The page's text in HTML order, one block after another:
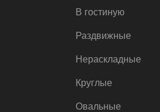
Раздвижные
Нераскладные
Круглые
Овальные
В гостиную